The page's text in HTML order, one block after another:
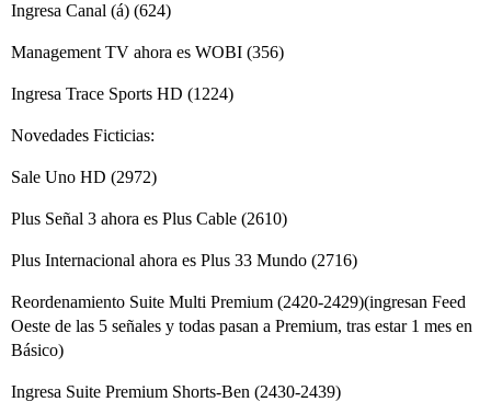
Ingresa Canal (á) (624)
Management TV ahora es WOBI (356)
Ingresa Trace Sports HD (1224)
Novedades Ficticias:
Sale Uno HD (2972)
Plus Señal 3 ahora es Plus Cable (2610)
Plus Internacional ahora es Plus 33 Mundo (2716)
Reordenamiento Suite Multi Premium (2420-2429)(ingresan Feed
Oeste de las 5 señales y todas pasan a Premium, tras estar 1 mes en
Básico)
Ingresa Suite Premium Shorts-Ben (2430-2439)